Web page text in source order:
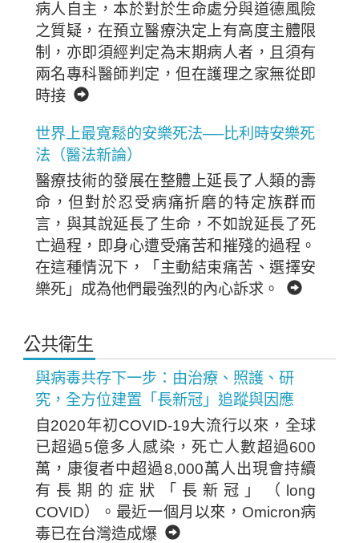
Home
病人自主，本於對於生命處分與道德風險
之質疑，在預立醫療決定上有高度主體限
制，亦即須經判定為末期病人者，且須有
兩名專科醫師判定，但在護理之家無從即
時接
世界上最寬鬆的安樂死法──比利時安樂死
法（醫法新論）
醫療技術的發展在整體上延長了人類的壽
命，但對於忍受病痛折磨的特定族群而
言，與其說延長了生命，不如說延長了死
亡過程，即身心遭受痛苦和摧殘的過程。
在這種情況下，「主動結束痛苦、選擇安
樂死」成為他們最強烈的內心訴求。
公共衛生
與病毒共存下一步：由治療、照護、研
究，全方位建置「長新冠」追蹤與因應
自2020年初COVID-19大流行以來，全球
已超過5億多人感染，死亡人數超過600
萬，康復者中超過8,000萬人出現會持續
有長期的症狀「長新冠」（long
COVID）。最近一個月以來，Omicron病
毒已在台灣造成爆